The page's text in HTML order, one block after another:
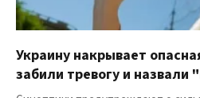
Украину накрывает
забили тревогу и назвали